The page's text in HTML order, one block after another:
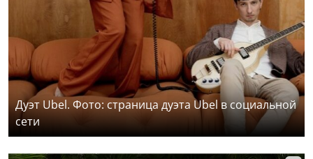
Дуэт Ubel. Фото: страница дуэта Ubel в социальной
сети